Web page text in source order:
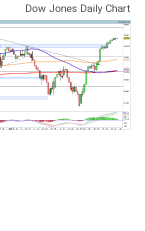
Dow Jones Daily Chart